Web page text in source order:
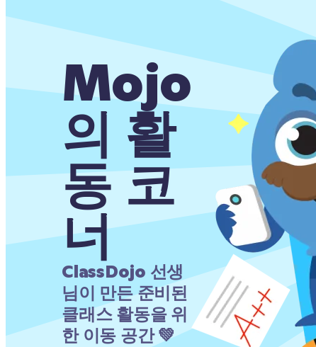
Mojo
의 활
동 코
너
ClassDojo 선생
님이 만든 준비된
클래스 활동을 위
한 이동 공간 💚